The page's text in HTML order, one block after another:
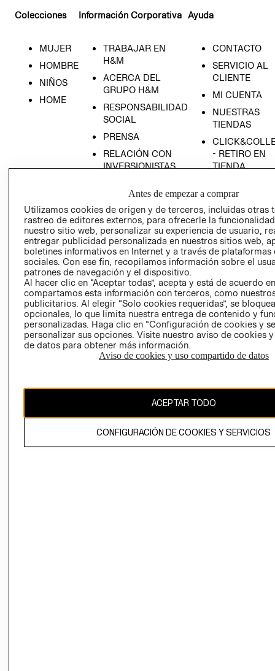
Colecciones
MUJER
HOMBRE
NIÑOS
HOME
Información Corporativa
TRABAJAR EN
H&M
ACERCA DEL
GRUPO H&M
RESPONSABILIDAD
SOCIAL
PRENSA
RELACIÓN CON
INVERSIONISTAS
EMPRESARIAL
Ayuda
CONTACTO
SERVICIO AL
CLIENTE
MI CUENTA
NUESTRAS
TIENDAS
- RETIRO EN
TIENDA
CONDICIONES
AVISO DE
PRIVACIDAD
GIFT CARD
AVISO DE
El contenido de esta página web está protegido por copyright y es
Antes de empezar a comprar
Utilizamos cookies de origen y de terceros, incluidas otras
rastreo de editores externos, para ofrecerle la
nuestro sitio web, personalizar su experiencia de usuario,
entregar publicidad personalizada en nuestros sitios web,
boletines informativos en Internet y a través de plataformas
sociales. Con ese fin, recopilamos información sobre el
patrones de navegación y el dispositivo.
Al hacer clic en “Aceptar todas”, acepta y está de acuerdo
compartamos esta información con terceros, como
publicitarios. Al elegir “Solo cookies requeridas”, se
opcionales, lo que limita nuestra entrega de contenido y
personalizadas. Haga clic en “Configuración de cookies y
personalizar sus opciones. Visite nuestro aviso de cookies
de datos para obtener más información.
Aviso de cookies y uso compartido de datos
ACEPTAR TODO
CONFIGURACIÓN DE COOKIES Y SERVICIOS